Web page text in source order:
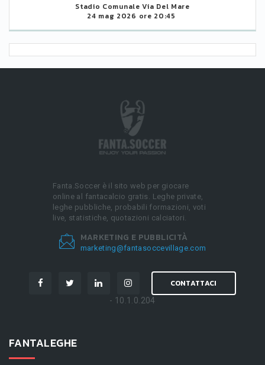
Stadio Comunale Via Del Mare
24 mag 2026 ore 20:45
Fanta.Soccer è il sito web per giocare
online al fantacalcio gratis. Leghe private,
leghe pubbliche, probabili formazioni, voti
live, statistiche, quotazioni calciatori.
MARKETING E PUBBLICITÀ
marketing@fantasoccevillage.com
CONTATTACI
- 10.1.0.204
FANTALEGHE